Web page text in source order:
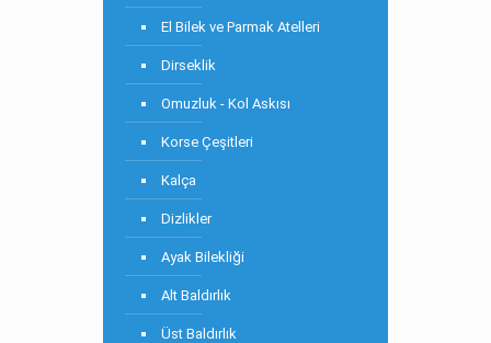
El Bilek ve Parmak Atelleri
Dirseklik
Omuzluk - Kol Askısı
Korse Çeşitleri
Kalça
Dizlikler
Ayak Bilekliği
Alt Baldırlık
Üst Baldırlık